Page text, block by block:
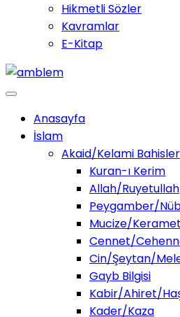
Hikmetli Sözler
Kavramlar
E-Kitap
Anasayfa
İslam
Akaid/Kelami Bahisler
Kuran-ı Kerim
Allah/Ruyetullah
Peygamber/
Mucize/Keramet
Cennet/
Cin/Şeytan/
Gayb Bilgisi
Kabir/Ahiret/
Kader/Kaza